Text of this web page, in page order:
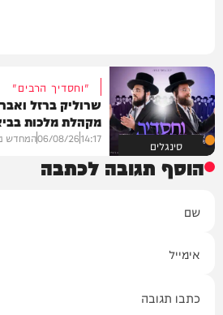
סינגלים
"וחסדיך הרבים"
שרוליק ברזל
מקהלת מלכות
14:17
06/08/26המחדש
הוסף תגובה לכתבה